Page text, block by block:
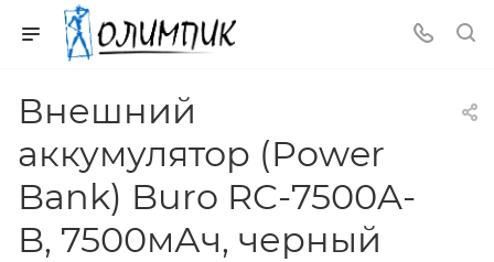
Внешний
аккумулятор (Power
Bank) Buro RC-7500A-
B, 7500мАч, черный